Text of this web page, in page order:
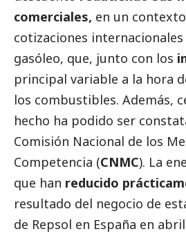
comerciales, en un
cotizaciones
gasóleo, que, junto con los
principal variable a la hora
los combustibles. Además,
hecho ha podido ser
Comisión Nacional de los
Competencia (CNMC). La
que han reducido
resultado del negocio de
de Repsol en España en